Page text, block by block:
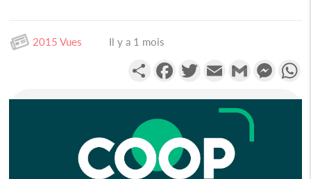
2015 Vues Il y a 1 mois
PartagerFacebookTwitterEmail Gmail